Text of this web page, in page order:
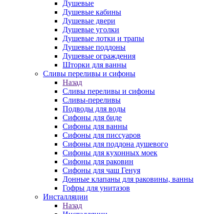
Душевые
Душевые кабины
Душевые двери
Душевые уголки
Душевые лотки и трапы
Душевые поддоны
Душевые ограждения
Шторки для ванны
Сливы переливы и сифоны
Назад
Сливы переливы и сифоны
Сливы-переливы
Подводы для воды
Сифоны для биде
Сифоны для ванны
Сифоны для писсуаров
Сифоны для поддона душевого
Сифоны для кухонных моек
Сифоны для раковин
Сифоны для чаш Генуя
Донные клапаны для раковины, ванны
Гофры для унитазов
Инсталляции
Назад